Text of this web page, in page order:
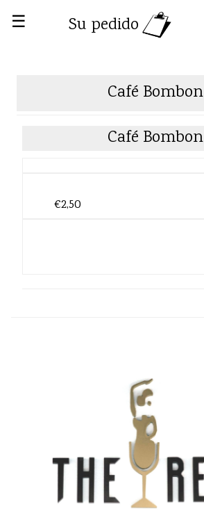
☰ Su pedido
Café Bombon
Café Bombon
€2,50